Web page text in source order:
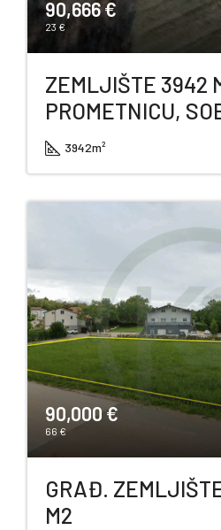
90,666 €
23 €
ZEMLJIŠTE 3942
PROMETNICU,
3942m²
90,000 €
66 €
GRAĐ.
M2